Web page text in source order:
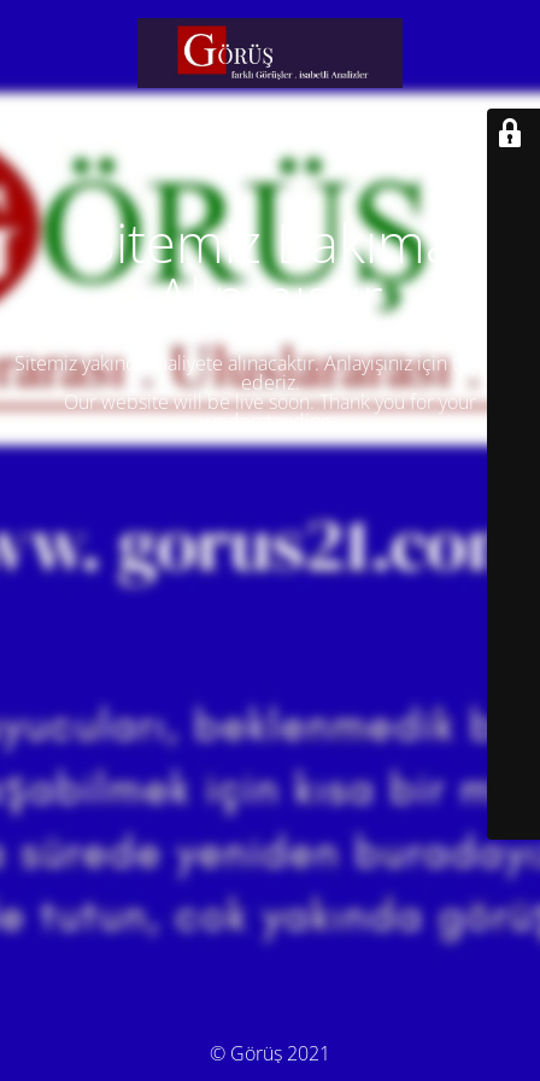
Sitemiz Bakıma
Alınmıştır
Sitemiz yakında faaliyete alınacaktır. Anlayışınız için teşekkür
ederiz.
Our website will be live soon. Thank you for your
understanding.
© Görüş 2021